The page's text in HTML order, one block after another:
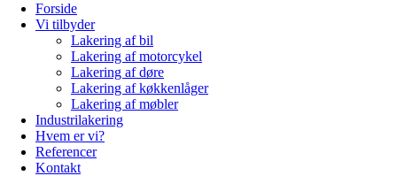
Forside
Vi tilbyder
Lakering af bil
Lakering af motorcykel
Lakering af døre
Lakering af køkkenlåger
Lakering af møbler
Industrilakering
Hvem er vi?
Referencer
Kontakt